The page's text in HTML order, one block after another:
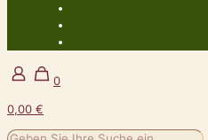
0
0,00 €